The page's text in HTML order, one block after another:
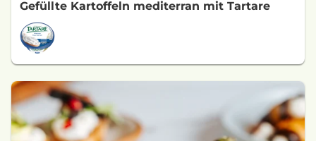
Gefüllte Kartoffeln mediterran mit Tartare